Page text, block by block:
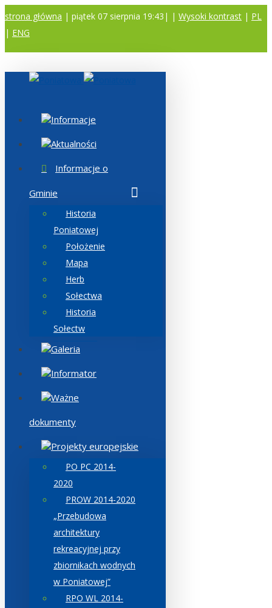
strona główna | piątek 07 sierpnia 19:43| | Wysoki kontrast | PL
| ENG
Informacje
Aktualności
Informacje o
Gminie
Historia
Poniatowej
Położenie
Mapa
Herb
Sołectwa
Historia
Sołectw
Galeria
Informator
Ważne
dokumenty
Projekty europejskie
PO PC 2014-
2020
PROW 2014-2020
„Przebudowa
architektury
rekreacyjnej przy
zbiornikach wodnych
w Poniatowej”
RPO WL 2014-